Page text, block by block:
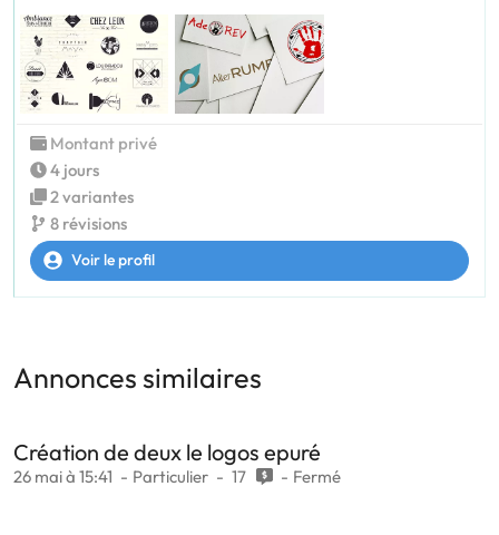
Montant privé
4 jours
2 variantes
8 révisions
Voir le profil
Annonces similaires
Création de deux le logos epuré
26 mai à 15:41 Particulier 17 Fermé